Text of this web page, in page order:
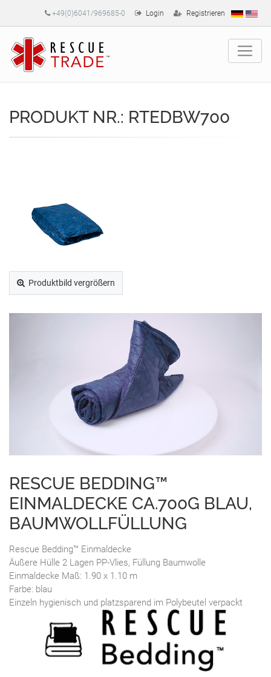
+49(0)6041/969685-0 Login Registrieren
PRODUKT NR.: RTEDBW700
Produktbild vergrößern
RESCUE BEDDING™
EINMALDECKE CA.700G BLAU,
BAUMWOLLFÜLLUNG
Rescue Bedding™ Einmaldecke
Äußere Hülle 2 Lagen PP-Vlies, Füllung Baumwolle
Einmaldecke Maß: 1.90 x 1.10 m
Farbe: blau
Einzeln hygienisch und platzsparend im Polybeutel verpackt